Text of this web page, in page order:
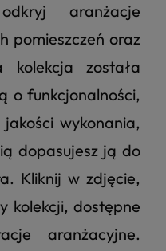
aranżacje
pomieszczeń oraz
kolekcja została
o funkcjonalności,
wykonania,
dopasujesz ją do
Kliknij w zdjęcie,
kolekcji, dostępne
aranżacyjne.